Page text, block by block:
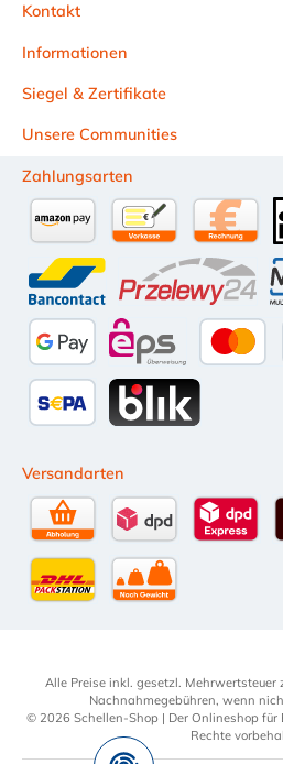
Kontakt
Informationen
Unsere Communities
Siegel & Zertifikate
Zahlungsarten
Kauf auf
Bancontact Przelewy24
Google Pay eps
Amazon Pay Vorkasse per
Versandarten
Alle Preise inkl. gesetzl. Mehrwertsteuer
Nachnahmegebühren, wenn
© 2026 Schellen-Shop | Der Onlineshop
Rechte